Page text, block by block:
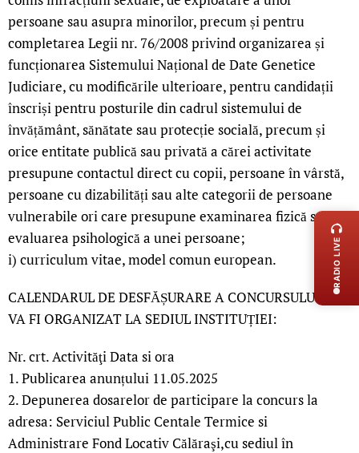
persoane sau asupra minorilor, precum și pentru
completarea Legii nr. 76/2008 privind organizarea și
funcționarea Sistemului Național de Date Genetice
Judiciare, cu modificările ulterioare, pentru candidații
înscriși pentru posturile din cadrul sistemului de
învățământ, sănătate sau protecție socială, precum și
orice entitate publică sau privată a cărei activitate
presupune contactul direct cu copii, persoane în vârstă,
persoane cu dizabilități sau alte categorii de persoane
vulnerabile ori care presupune examinarea fizică sau
evaluarea psihologică a unei persoane;
i) curriculum vitae, model comun european.
CALENDARUL DE DESFĂȘURARE A CONCURSULUI CE
VA FI ORGANIZAT LA SEDIUL INSTITUȚIEI:
Nr. crt. Activităţi Data si ora
1. Publicarea anunțului 11.05.2025
2. Depunerea dosarelor de participare la concurs la
adresa: Serviciul Public Centale Termice si
Administrare Fond Locativ Călăraşi,cu sediul în
RADIO LIVE